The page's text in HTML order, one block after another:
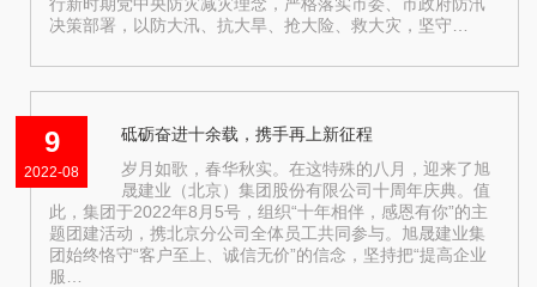
决策部署，以防大汛、抗大旱、抢大险、救大灾，坚守…
9
2022-08
砥砺奋进十余载，携手再上新征程
岁月如歌，春华秋实。在这特殊的八月，迎来了旭
晟建业（北京）集团股份有限公司十周年庆典。值
此，集团于2022年8月5号，组织“十年相伴，感恩有你”的主
题团建活动，携北京分公司全体员工共同参与。旭晟建业集
团始终恪守“客户至上、诚信无价”的信念，坚持把“提高企业
服…